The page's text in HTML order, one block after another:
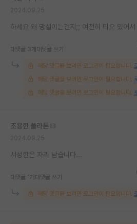
하세요 왜 망설이는건지;; 여전히 티오 있어
대댓글 3개 대댓글 쓰기
해당 댓글을 보려면 로그인이 필요합니다.
해당 댓글을 보려면 로그인이 필요합니다.
해당 댓글을 보려면 로그인이 필요합니다.
조용한 플라톤
서성한은 자리 남습니다...
대댓글 1개 대댓글 쓰기
해당 댓글을 보려면 로그인이 필요합니다.